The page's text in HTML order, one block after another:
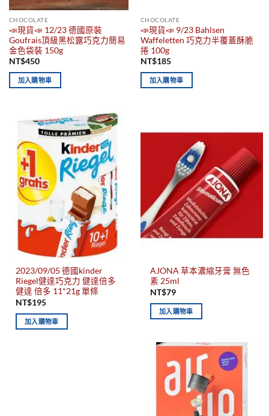
CHOCOLATE
📣現貨📣 12/23 德國原裝
Goufrais頂級黑松露巧克力簡易
金色袋裝 150g
NT$450
加入購物車
CHOCOLATE
📣現貨📣 9/23 Bahlsen
Waffeletten 巧克力半覆蓋酥脆
捲 100g
NT$185
加入購物車
2023/09/05 德國kinder
Riegel健達巧克力 健達倍多
健達 倍多 11*21g 單條
NT$195
加入購物車
AJONA 草本濃縮牙膏 無色
素 25ml
NT$79
加入購物車